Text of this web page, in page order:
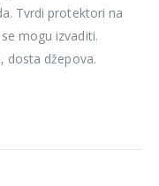
Tvrdi protektori na
mogu izvaditi.
dosta džepova.